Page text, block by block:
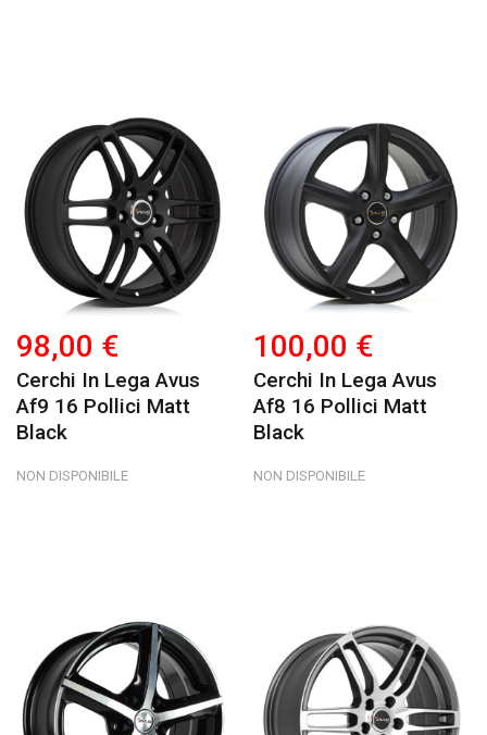
98,00 €
Cerchi In Lega Avus
Af9 16 Pollici Matt
Black
NON DISPONIBILE
100,00 €
Cerchi In Lega Avus
Af8 16 Pollici Matt
Black
NON DISPONIBILE